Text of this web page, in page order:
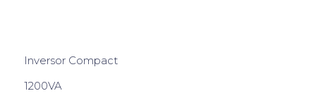
Inversor Compact
1200VA